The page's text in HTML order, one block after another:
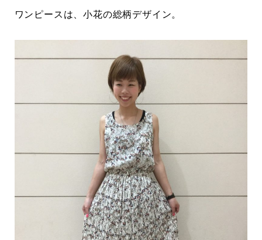
ワンピースは、小花の総柄デザイン。